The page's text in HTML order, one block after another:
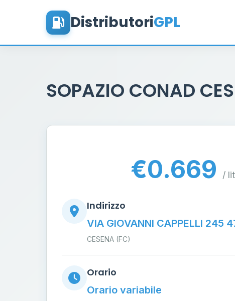
DistributoriGPL
SOPAZIO CONAD
€0.669 /
Indirizzo
VIA GIOVANNI CAPPELLI 245
CESENA (FC)
Orario
Orario variabile